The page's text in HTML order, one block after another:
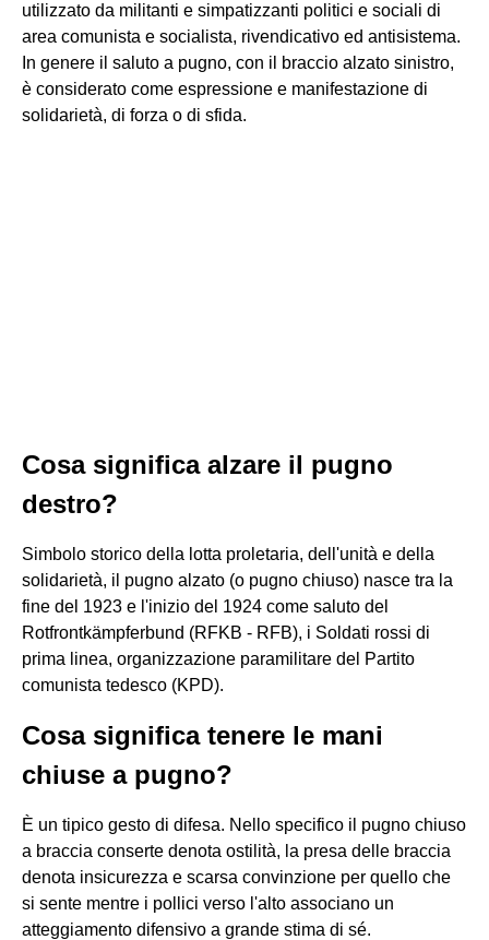
utilizzato da militanti e simpatizzanti politici e sociali di
area comunista e socialista, rivendicativo ed antisistema.
In genere il saluto a pugno, con il braccio alzato sinistro,
è considerato come espressione e manifestazione di
solidarietà, di forza o di sfida.
Cosa significa alzare il pugno
destro?
Simbolo storico della lotta proletaria, dell'unità e della
solidarietà, il pugno alzato (o pugno chiuso) nasce tra la
fine del 1923 e l'inizio del 1924 come saluto del
Rotfrontkämpferbund (RFKB - RFB), i Soldati rossi di
prima linea, organizzazione paramilitare del Partito
comunista tedesco (KPD).
Cosa significa tenere le mani
chiuse a pugno?
È un tipico gesto di difesa. Nello specifico il pugno chiuso
a braccia conserte denota ostilità, la presa delle braccia
denota insicurezza e scarsa convinzione per quello che
si sente mentre i pollici verso l'alto associano un
atteggiamento difensivo a grande stima di sé.